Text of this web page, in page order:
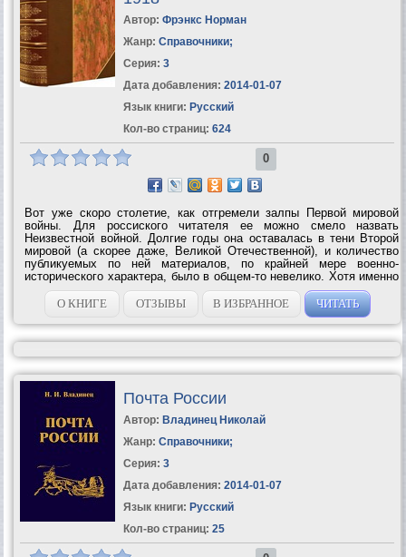
Автор: Фрэнкс Норман
Жанр: Справочники;
Серия: 3
Дата добавления: 2014-01-07
Язык книги: Русский
Кол-во страниц: 624
0
Вот уже скоро столетие, как отгремели залпы Первой мировой
войны. Для россиского читателя ее можно смело назвать
Неизвестной войной. Долгие годы она оставалась в тени Второй
мировой (а скорее даже, Великой Отечественной), и количество
публикуемых по ней материалов, по крайней мере военно-
исторического характера, было в общем-то невелико. Хотя именно
эта война заложила основы практически всех современных родов
войск (пожалуй, кроме...
О КНИГЕ ОТЗЫВЫ В ИЗБРАННОЕ ЧИТАТЬ
Почта России
Автор: Владинец Николай
Жанр: Справочники;
Серия: 3
Дата добавления: 2014-01-07
Язык книги: Русский
Кол-во страниц: 25